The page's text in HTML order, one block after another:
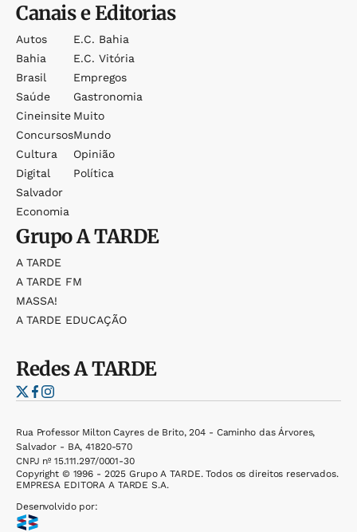
Canais e Editorias
Autos
Bahia
Brasil
Saúde
Cineinsite
Concursos
Cultura
Digital
Salvador
Economia
E.c. Bahia
E.c. Vitória
Empregos
Gastronomia
Muito
Mundo
Opinião
Política
GrupoA TARDE
A TARDE
A TARDE FM
MASSA!
A TARDE EDUCAÇÃO
RedesA TARDE
Rua Professor Milton Cayres de Brito, 204 - Caminho das Árvores,
Salvador - BA, 41820-570
CNPJ nº 15.111.297/0001-30
Copyright © 1996 - 2025 Grupo A TARDE. Todos os direitos reservados.
EMPRESA EDITORA A TARDE S.A.
Desenvolvido por: